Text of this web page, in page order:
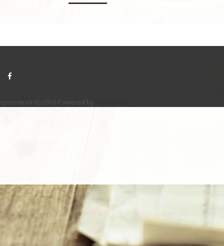
epistole.ro (c) 2016 Powered by